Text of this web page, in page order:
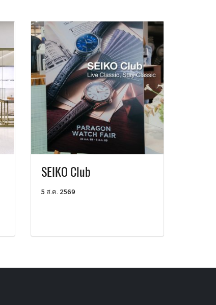
SEIKO Club
5 ส.ค. 2569